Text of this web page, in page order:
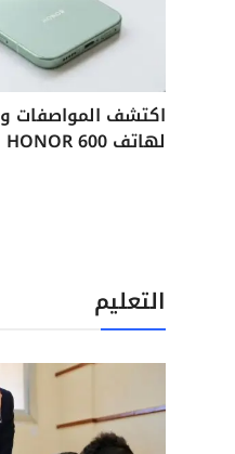
اكتشف المواصفات
لهاتف HONOR 600
التعليم